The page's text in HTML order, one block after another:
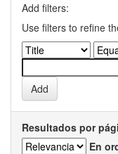
Add filters:
Use filters to refine
Resultados por
En